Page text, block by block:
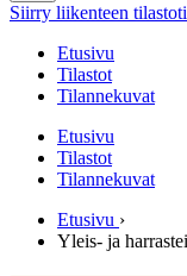
Siirry liikenteen
Etusivu
Tilastot
Tilannekuvat
Etusivu
Tilastot
Tilannekuvat
Etusivu ›
Yleis- ja